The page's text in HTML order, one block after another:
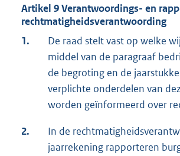
Artikel 9 Verantwoordings- en
rechtmatigheidsverantwoording
1.
De raad stelt vast op welke
middel van de paragraaf
de begroting en de
verplichte onderdelen van
worden geïnformeerd over
2.
In de
jaarrekening rapporteren